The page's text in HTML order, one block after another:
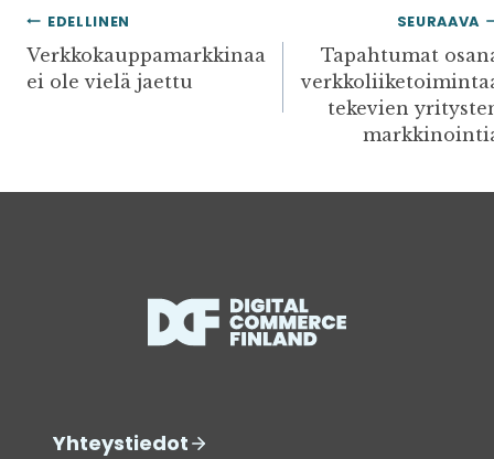
ARTIKKELIEN
SELAUS
EDELLINEN
Verkkokauppamarkkinaa
ei ole vielä jaettu
SEURAAVA
Tapahtumat
tekevien
Yhteystiedot